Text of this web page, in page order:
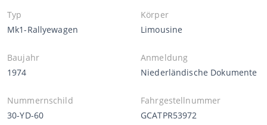
Typ
Mk1-Rallyewagen
Körper
Limousine
Baujahr
1974
Anmeldung
Niederländische Dokumente
Nummernschild
30-YD-60
Fahrgestellnummer
GCATPR53972